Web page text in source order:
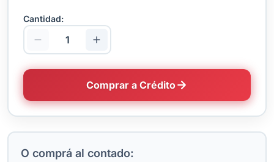
Cantidad:
Comprar a Crédito
O comprá al contado: